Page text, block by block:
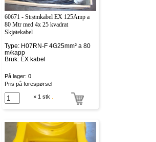
60671 - Strømkabel EX 125Amp a
80 Mtr med 4x 25 kvadrat
Skjøtekabel
Type: H07RN-F 4G25mm² a 80
m/kapp
Bruk: EX kabel
På lager: 0
Pris på forespørsel
× 1 stk